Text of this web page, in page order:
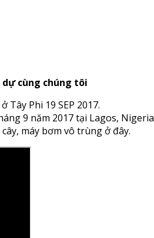
cùng chúng tôi
Tây Phi 19 SEP 2017.
9 năm 2017 tại Lagos, Nigeria
máy bơm vô trùng ở đây.